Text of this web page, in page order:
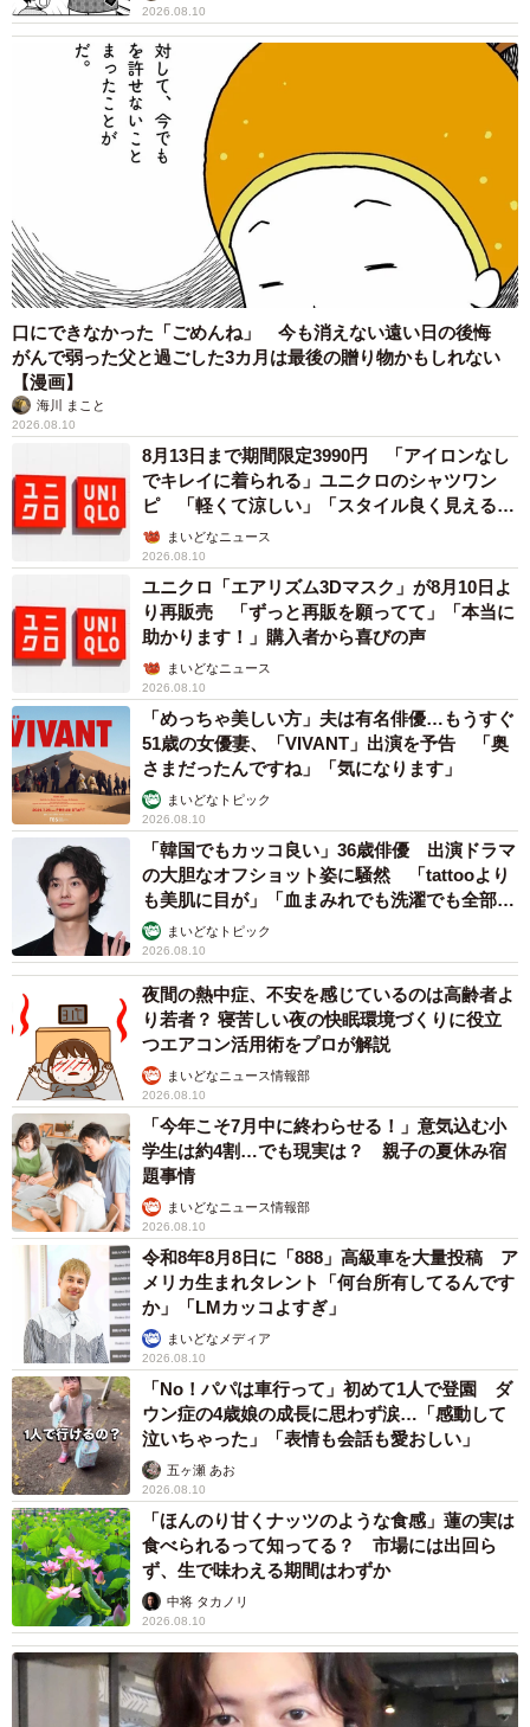
2026.08.10
口にできなかった「ごめんね」 今も消えない遠い日の後悔
がんで弱った父と過ごした3カ月は最後の贈り物かもしれない
【漫画】
海川 まこと
2026.08.10
8月13日まで期間限定3990円 「アイロンなし
でキレイに着られる」ユニクロのシャツワン
ピ 「軽くて涼しい」「スタイル良く見える」
の声まいどなニュース
2026.08.10
ユニクロ「エアリズム3Dマスク」が8月10日よ
り再販売 「ずっと再販を願ってて」「本当に
助かります！」購入者から喜びの声
まいどなニュース
2026.08.10
「めっちゃ美しい方」夫は有名俳優…もうすぐ
51歳の女優妻、「VIVANT」出演を予告 「奥
さまだったんですね」「気になります」
まいどなトピック
2026.08.10
「韓国でもカッコ良い」36歳俳優 出演ドラマ
の大胆なオフショット姿に騒然 「tattooより
も美肌に目が」「血まみれでも洗濯でも全部か
っこいい」
まいどなトピック
2026.08.10
夜間の熱中症、不安を感じているのは高齢者よ
り若者？ 寝苦しい夜の快眠環境づくりに役立
つエアコン活用術をプロが解説
まいどなニュース情報部
2026.08.10
「今年こそ7月中に終わらせる！」意気込む小
学生は約4割…でも現実は？ 親子の夏休み宿
題事情
まいどなニュース情報部
2026.08.10
令和8年8月8日に「888」高級車を大量投稿 ア
メリカ生まれタレント「何台所有してるんです
か」「LMカッコよすぎ」
まいどなメディア
2026.08.10
「No！パパは車行って」初めて1人で登園 ダ
ウン症の4歳娘の成長に思わず涙…「感動して
泣いちゃった」「表情も会話も愛おしい」
五ヶ瀬 あお
2026.08.10
「ほんのり甘くナッツのような食感」蓮の実は
食べられるって知ってる？ 市場には出回ら
ず、生で味わえる期間はわずか
中将 タカノリ
2026.08.10